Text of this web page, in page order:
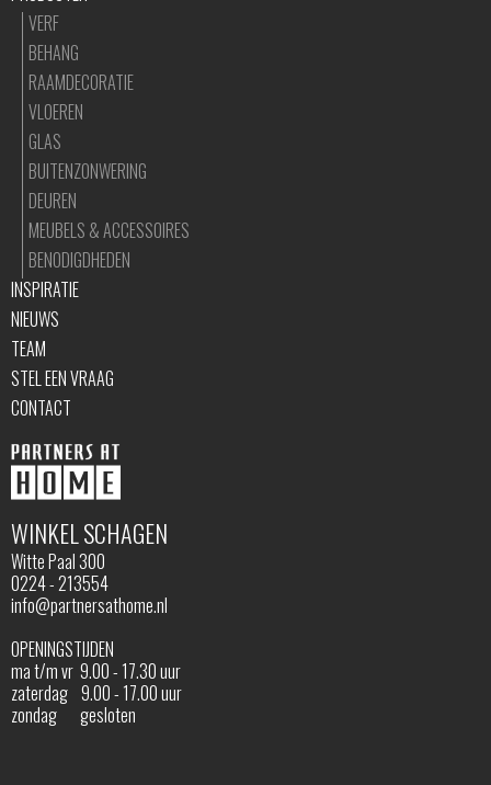
WINKEL SCHAGEN
Witte Paal 300
0224 - 213554
info@partnersathome.nl
OPENINGSTIJDEN
ma t/m vr 9.00 - 17.30 uur
zaterdag 9.00 - 17.00 uur
zondag gesloten
VERF
BEHANG
RAAMDECORATIE
VLOEREN
GLAS
BUITENZONWERING
DEUREN
MEUBELS & ACCESSOIRES
BENODIGDHEDEN
INSPIRATIE
NIEUWS
TEAM
STEL EEN VRAAG
CONTACT